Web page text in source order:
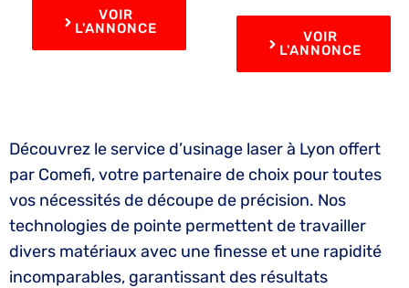
VOIR
L'ANNONCE
VOIR
L'ANNONCE
Découvrez le service d’usinage laser à Lyon offert
par Comefi, votre partenaire de choix pour toutes
vos nécessités de découpe de précision. Nos
technologies de pointe permettent de travailler
divers matériaux avec une finesse et une rapidité
incomparables, garantissant des résultats